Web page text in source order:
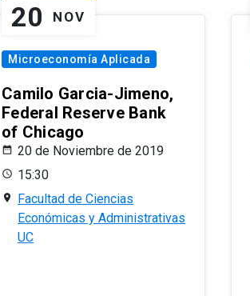
20 NOV
Microeconomía Aplicada
Camilo Garcia-Jimeno,
Federal Reserve Bank
of Chicago
20 de Noviembre de 2019
15:30
Facultad de Ciencias
Económicas y Administrativas
UC